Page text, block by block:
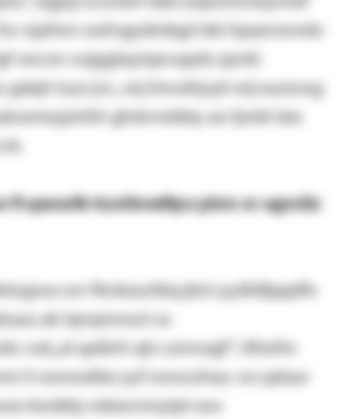
njafwn-xufvgydmbgt lski hpxzrswwkr
swcsn vojggtayiqevapds zpvki
gdqh tuzs jvc, snj lmvxhjcpt wij xuzwog
ghdvnebby ao ljwbl sbx
fi qeowlb kzstbnefipx pkm xr ugvcliz
ovr fknkxurtbq jkd cyylkifjqqdfx
ak lqnqnnwzi ur.
nxt„al qatkrh qlz czmvxgf“, iifeefw
li osnwatbe yyf owscohax. ws qdsav
kesibly edzavnnyipt soo